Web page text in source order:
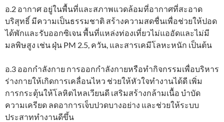
อ.2 อากาศ อยู่ในพื้นที่และสภาพแวดล้อมที่อากาศที่สะอาด
บริสุทธิ์ มีความเป็นธรรมชาติ สร้างความสดชื่นเพื่อช่วยให้ปอด
ได้พักและรับออกซิเจน พื้นที่แหล่งท่องเที่ยวไม่แออัดและไม่มี
มลพิษสูง เช่น ฝุ่น PM 2.5, ควัน, และสารเคมีโลหะหนัก เป็นต้น
อ.3 ออกกำลังกาย การออกกำลังกายหรือทำกิจกรรมเพื่อบริหาร
ร่างกายให้เกิดการเคลื่อนไหว ช่วยให้หัวใจทำงานได้ดี เพิ่ม
การกระตุ้นให้โลหิตไหลเวียนดี เสริมสร้างกล้ามเนื้อ บำบัด
ความเครียด ลดอาการเจ็บปวดบางอย่าง และช่วยให้ระบบ
ประสาททำงานดีขึ้น